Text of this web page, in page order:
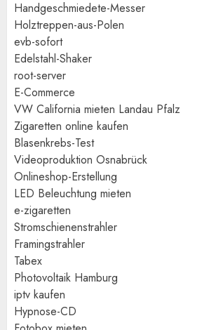
Handgeschmiedete-Messer
Holztreppen-aus-Polen
evb-sofort
Edelstahl-Shaker
root-server
E-Commerce
VW California mieten Landau Pfalz
Zigaretten online kaufen
Blasenkrebs-Test
Videoproduktion Osnabrück
Onlineshop-Erstellung
LED Beleuchtung mieten
e-zigaretten
Stromschienenstrahler
Framingstrahler
Tabex
Photovoltaik Hamburg
iptv kaufen
Hypnose-CD